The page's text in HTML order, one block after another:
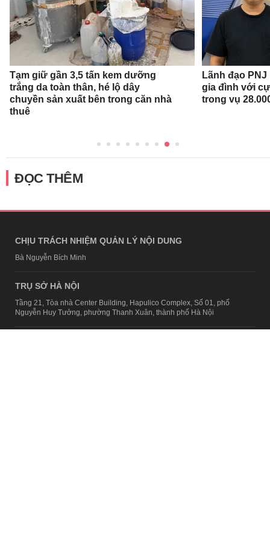
Tạm giữ gần 3,5 tấn kem dưỡng
trắng da toàn thân, hé lộ dây
chuyền sản xuất bên trong căn nhà
thuê
Lãnh đạo
gia đình với
trong vụ
ĐỌC THÊM
CHỊU TRÁCH NHIỆM QUẢN LÝ NỘI DUNG
Bà Nguyễn Bích Minh
TRỤ SỞ HÀ NỘI
Tầng 21, Tòa nhà Center Building, Hapulico Complex, Số 01, phố
Nguyễn Huy Tưởng, phường Thanh Xuân, thành phố Hà Nội